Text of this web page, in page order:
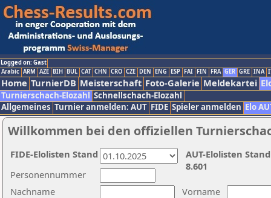
Logged on: Gast
Arabic ARM AZE BIH BUL CAT CHN CRO CZE DEN ENG ESP FAI FIN FRA GER GRE INA
Home TurnierDB Meisterschaft Foto-Galerie Meldekartei
Turnierschach-Elozahl Schnellschach-Elozahl
Allgemeines Turnier anmelden: AUT FIDE Spieler anmelden Elo
Willkommen bei den offiziellen
Nachname
Vorname
Personennummer
AUT-Elolisten
8.601
FIDE-Elolisten Stand